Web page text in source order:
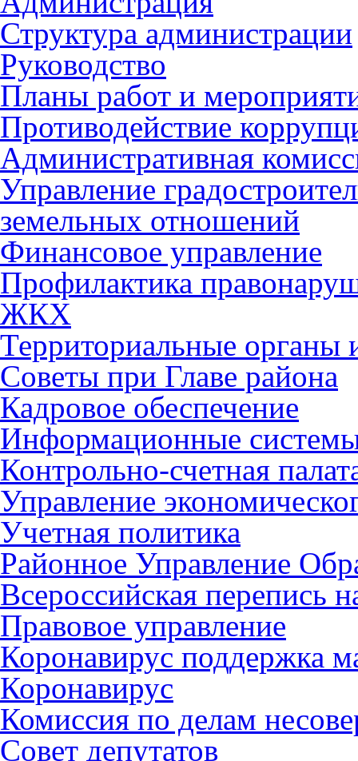
Структура администрации
Руководство
Планы работ и
Противодействие
Административная
Управление
земельных отношений
Финансовое управление
Профилактика
ЖКХ
Территориальные органы
Советы при Главе района
Кадровое обеспечение
Информационные
Контрольно-счетная
Управление
Учетная политика
Районное Управление
Всероссийская перепись
Правовое управление
Коронавирус поддержка
Коронавирус
Комиссия по делам
Совет депутатов